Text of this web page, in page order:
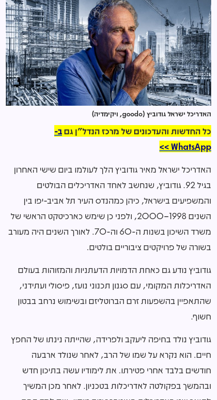
האדריכל ישראל גודוביץ (goodo, ויקימדיה)
כל החדשות והעדכונים של מרכז הנדל"ן גם ב-
WhatsApp >>
האדריכל ישראל מאיר גודוביץ הלך לעולמו ביום שישי האחרון
בגיל 92. גודוביץ, שנחשב לאחד האדריכלים הבולטים
והמשפיעים בישראל, כיהן כמהנדס העיר תל אביב-יפו בין
השנים 1998–2000, ולפני כן שימש כארכיטקט הראשי של
משרד השיכון בשנות ה-60 וה-70. לאורך השנים היה מעורב
בשורה של פרויקטים ציבוריים בולטים.
גודוביץ נודע גם כאחת הדמויות הדעתניות והמזוהות בעולם
האדריכלות המקומי, עם סגנון תכנוני נועז, פיסולי ועתידני,
שהתאפיין בהשפעות זרם הברוטליזם ובשימוש נרחב בבטון
חשוף.
גודוביץ נולד בחיפה ליעקב ולפרידה, שהייתה נינתו של החפץ
חיים. הוא נקרא על שמו של הרב, לאחר שנולד ארבעה
חודשים בלבד אחרי פטירתו. את לימודיו עשה בתיכון חדש
ובהמשך בפקולטה לאדריכלות בטכניון. לאחר מכן המשיך